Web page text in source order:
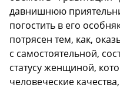
давнишнюю
погостить в его
потрясен тем, как,
с самостоятельной,
статусу женщиной,
человеческие